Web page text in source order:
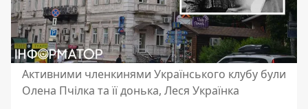
Активними членкинями Українського клубу були
Олена Пчілка та її донька, Леся Українка